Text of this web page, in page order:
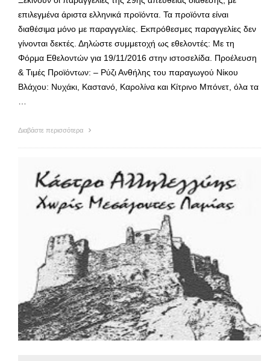
επιλεγμένα άριστα ελληνικά προϊόντα. Τα προϊόντα είναι
διαθέσιμα μόνο με παραγγελίες. Εκπρόθεσμες παραγγελίες δεν
γίνονται δεκτές. Δηλώστε συμμετοχή ως εθελοντές: Με τη
Φόρμα Εθελοντών για 19/11/2016 στην ιστοσελίδα. Προέλευση
& Τιμές Προϊόντων: – Ρύζι Ανθήλης του παραγωγού Νίκου
Βλάχου: Νυχάκι, Καστανό, Καρολίνα και Κίτρινο Μπόνετ, όλα τα
Διαβάστε περισσότερα